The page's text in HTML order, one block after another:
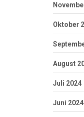
Oktober
August
Juli 2024
Juni 2024